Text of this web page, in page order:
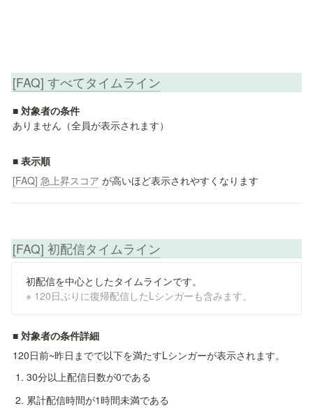
[FAQ] すべてタイムライン
■ 対象者の条件
ありません（全員が表示されます）
■ 表示順
[FAQ] 急上昇スコア が高いほど表示されやすくなります
[FAQ] 初配信タイムライン
※ 120日ぶりに復帰配信したLシンガーも含みます。
■ 対象者の条件詳細
120日前~昨日までで以下を満たすLシンガーが表示されます。
30分以上配信日数が0である
累計配信時間が1時間未満である